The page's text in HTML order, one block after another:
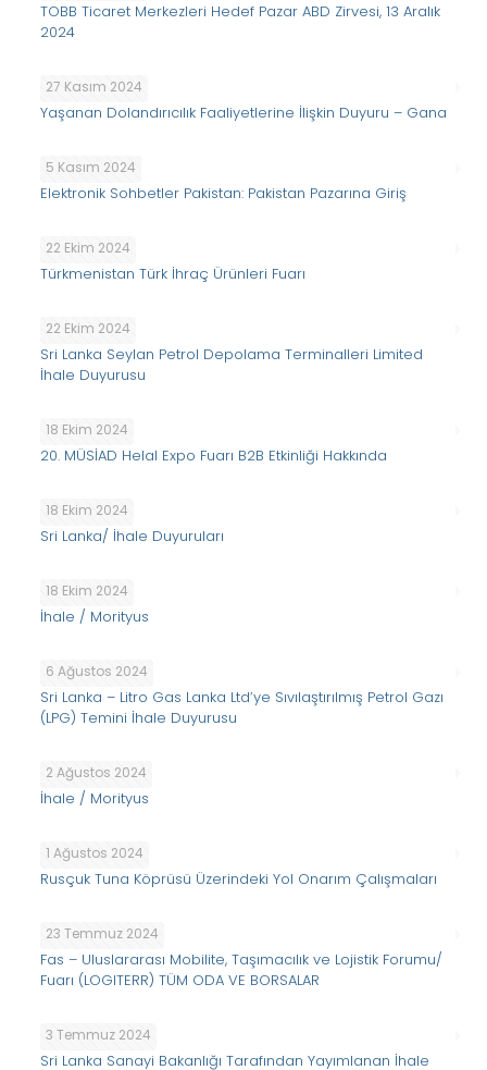
TOBB Ticaret Merkezleri Hedef Pazar ABD Zirvesi, 13 Aralık
2024
27 Kasım 2024
Yaşanan Dolandırıcılık Faaliyetlerine İlişkin Duyuru – Gana
5 Kasım 2024
Elektronik Sohbetler Pakistan: Pakistan Pazarına Giriş
22 Ekim 2024
Türkmenistan Türk İhraç Ürünleri Fuarı
22 Ekim 2024
Sri Lanka Seylan Petrol Depolama Terminalleri Limited
İhale Duyurusu
18 Ekim 2024
20. MÜSİAD Helal Expo Fuarı B2B Etkinliği Hakkında
18 Ekim 2024
Sri Lanka/ İhale Duyuruları
18 Ekim 2024
İhale / Morityus
6 Ağustos 2024
Sri Lanka – Litro Gas Lanka Ltd’ye Sıvılaştırılmış Petrol Gazı
(LPG) Temini İhale Duyurusu
2 Ağustos 2024
İhale / Morityus
1 Ağustos 2024
Rusçuk Tuna Köprüsü Üzerindeki Yol Onarım Çalışmaları
23 Temmuz 2024
Fas – Uluslararası Mobilite, Taşımacılık ve Lojistik Forumu/
Fuarı (LOGITERR) TÜM ODA VE BORSALAR
3 Temmuz 2024
Sri Lanka Sanayi Bakanlığı Tarafından Yayımlanan İhale